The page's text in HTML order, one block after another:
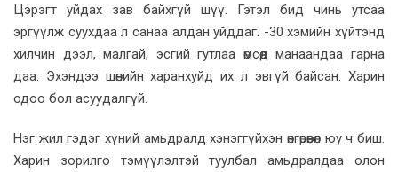
Цэрэгт уйдах зав байхгүй шүү. Гэтэл бид чинь утсаа
эргүүлж суухдаа л санаа алдан уйддаг. -30 хэмийн хүйтэнд
хилчин дээл, малгай, эсгий гутлаа өмсөөд манаандаа гарна
даа. Эхэндээ шөнийн харанхуйд их л эвгүй байсан. Харин
одоо бол асуудалгүй.
Нэг жил гэдэг хүний амьдралд хэнэггүйхэн өнгөрөөвөл юу ч биш.
Харин зорилго тэмүүлэлтэй туулбал амьдралдаа олон